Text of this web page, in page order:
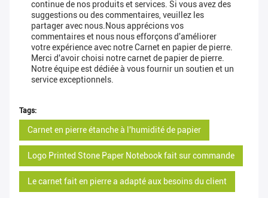
continue de nos produits et services. Si vous avez des
suggestions ou des commentaires, veuillez les
partager avec nous.Nous apprécions vos
commentaires et nous nous efforçons d'améliorer
votre expérience avec notre Carnet en papier de pierre.
Merci d'avoir choisi notre carnet de papier de pierre.
Notre équipe est dédiée à vous fournir un soutien et un
service exceptionnels.
Tags:
Carnet en pierre étanche à l'humidité de papier
Logo Printed Stone Paper Notebook fait sur commande
Le carnet fait en pierre a adapté aux besoins du client